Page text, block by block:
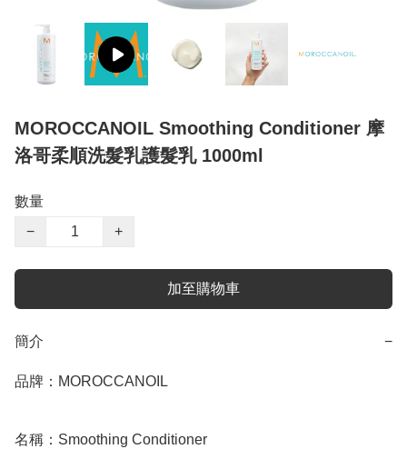
MOROCCANOIL Smoothing Conditioner 摩
洛哥柔順洗髮乳護髮乳 1000ml
數量
−
+
加至購物車
簡介 −
品牌：MOROCCANOIL
名稱：Smoothing Conditioner